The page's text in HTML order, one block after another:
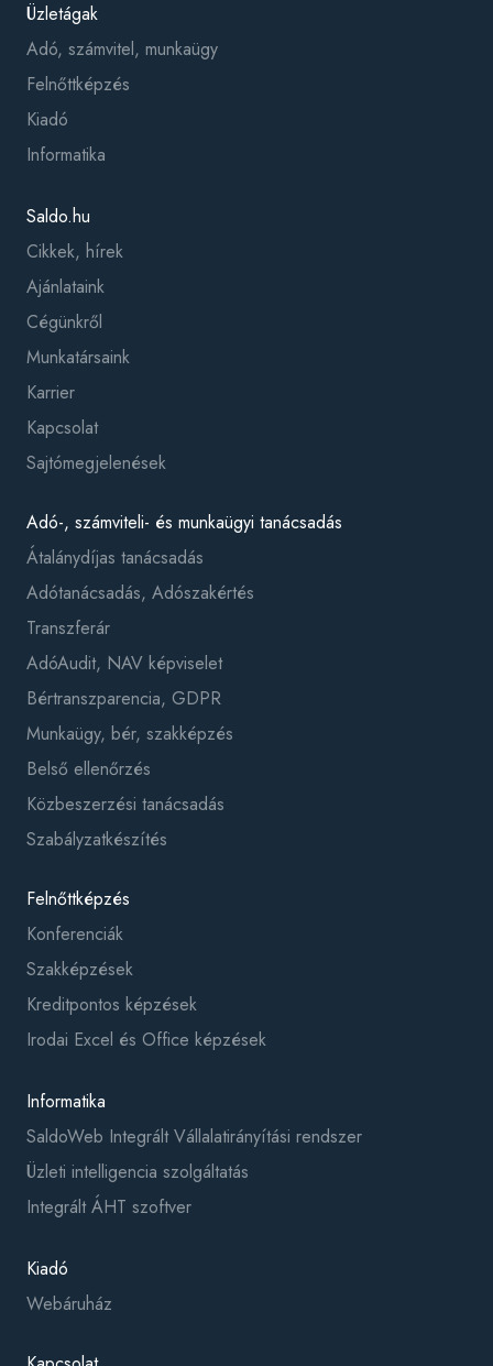
Üzletágak
Adó, számvitel, munkaügy
Felnőttképzés
Kiadó
Informatika
Saldo.hu
Cikkek, hírek
Ajánlataink
Cégünkről
Munkatársaink
Karrier
Kapcsolat
Sajtómegjelenések
Adó-, számviteli- és munkaügyi tanácsadás
Átalánydíjas tanácsadás
Adótanácsadás, Adószakértés
Transzferár
AdóAudit, NAV képviselet
Bértranszparencia, GDPR
Munkaügy, bér, szakképzés
Belső ellenőrzés
Közbeszerzési tanácsadás
Szabályzatkészítés
Felnőttképzés
Konferenciák
Szakképzések
Kreditpontos képzések
Irodai Excel és Office képzések
Informatika
SaldoWeb Integrált Vállalatirányítási rendszer
Üzleti intelligencia szolgáltatás
Integrált ÁHT szoftver
Kiadó
Webáruház